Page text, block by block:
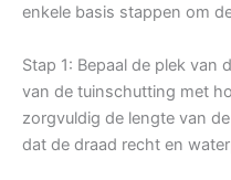
enkele basis stappen om
Stap 1: Bepaal de plek van
van de tuinschutting met
zorgvuldig de lengte van
dat de draad recht en